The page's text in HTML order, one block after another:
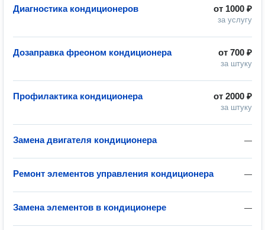
от 1000 ₽
за услугу
Диагностика кондиционеров
от 700 ₽
за штуку
Дозаправка фреоном кондиционера
от 2000 ₽
за штуку
Профилактика кондиционера
—
Замена двигателя кондиционера
—
Ремонт элементов управления кондиционера
—
Замена элементов в кондиционере